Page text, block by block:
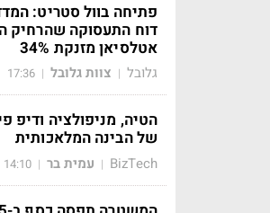
פתיחה בוול סטריט:
דוח התעסוקה שהרחיק
אטלסיאן מזנקת 34%
גלובל | צוות גלובל |
17:36
הטיה, מניפולציה ודיפ
של הבינה המלאכותית
BizTech
| עמית בר |
14:10